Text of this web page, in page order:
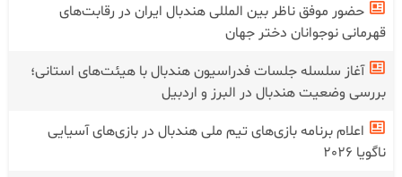
حضور موفق ناظر بین المللی هندبال‌ ایران در رقابت‌های
قهرمانی نوجوانان دختر جهان
آغاز سلسله جلسات فدراسیون هندبال با هیئت‌های استانی؛
بررسی وضعیت هندبال در البرز و اردبیل
اعلام برنامه بازی‌های تیم ملی هندبال در بازی‌های آسیایی
ناگویا 2026